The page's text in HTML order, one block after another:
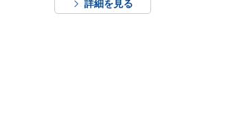
詳細を見る